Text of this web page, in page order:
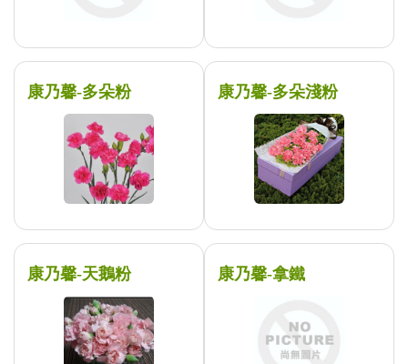
康乃馨-多朵粉 康乃馨-多朵淺粉
康乃馨-天鵝粉 康乃馨-拿鐵